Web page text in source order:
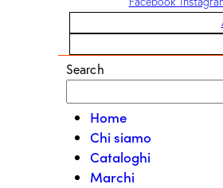
Search
Home
Chi siamo
Cataloghi
Marchi